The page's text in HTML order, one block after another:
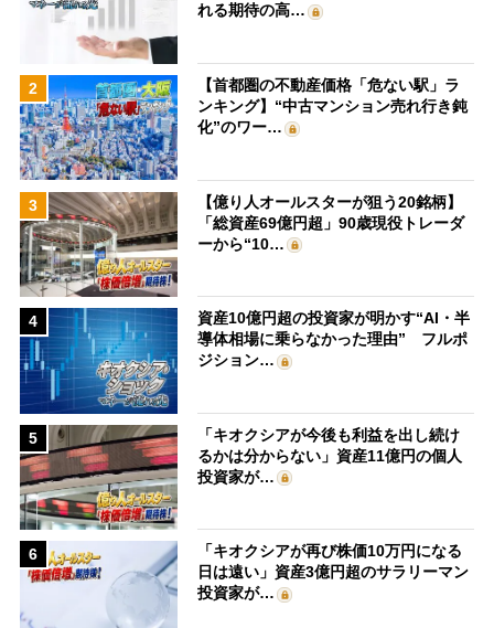
れる期待の高…
2
【首都圏の不動産価格「危ない駅」ラ
ンキング】“中古マンション売れ行き鈍
化”のワー…
3
【億り人オールスターが狙う20銘柄】
「総資産69億円超」90歳現役トレーダ
ーから“10…
4
資産10億円超の投資家が明かす“AI・半
導体相場に乗らなかった理由” フルポ
ジション…
5
「キオクシアが今後も利益を出し続け
るかは分からない」資産11億円の個人
投資家が…
6
「キオクシアが再び株価10万円になる
日は遠い」資産3億円超のサラリーマン
投資家が…